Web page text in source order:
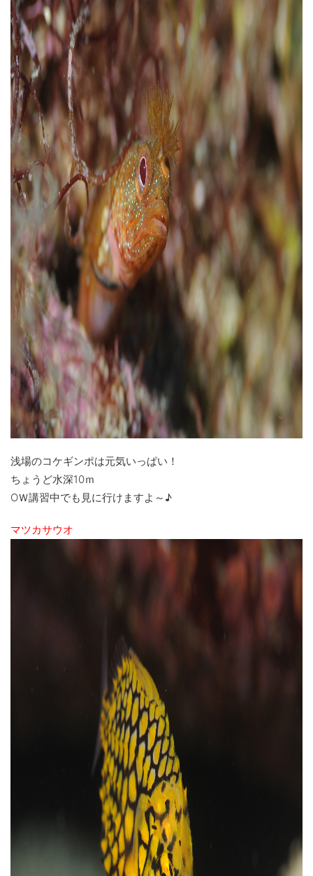
浅場のコケギンポは元気いっぱい！
ちょうど水深10ｍ
OＷ講習中でも見に行けますよ～♪
マツカサウオ